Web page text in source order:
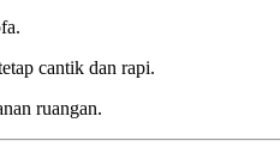
cantik dan rapi.
ruangan.